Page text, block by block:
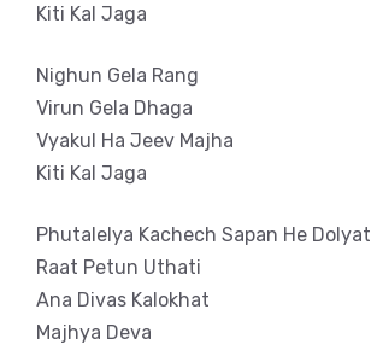
Kiti Kal Jaga
Nighun Gela Rang
Virun Gela Dhaga
Vyakul Ha Jeev Majha
Kiti Kal Jaga
Phutalelya Kachech Sapan He Dolyat
Raat Petun Uthati
Ana Divas Kalokhat
Majhya Deva